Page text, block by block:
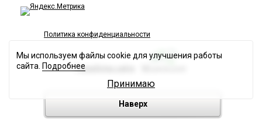
Политика конфиденциальности
Разработка сайта
Наверх
Мы используем файлы cookie для улучшения работы
сайта. Подробнее
Принимаю